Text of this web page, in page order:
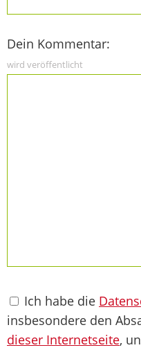
Dein Kommentar:
wird veröffentlicht
Ich habe die
insbesondere den
dieser Internetseite,